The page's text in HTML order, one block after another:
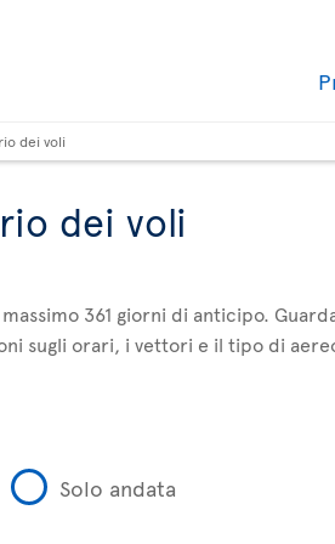
dei voli
dei voli
361 giorni di anticipo.
sugli orari, i vettori e il tipo di
Solo andata